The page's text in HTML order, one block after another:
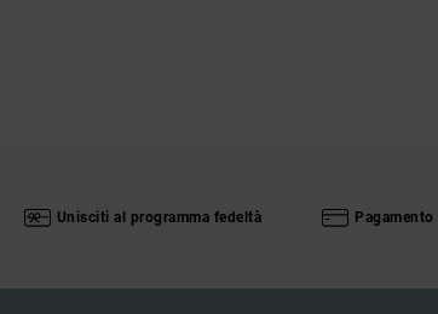
Unisciti al programma fedeltà